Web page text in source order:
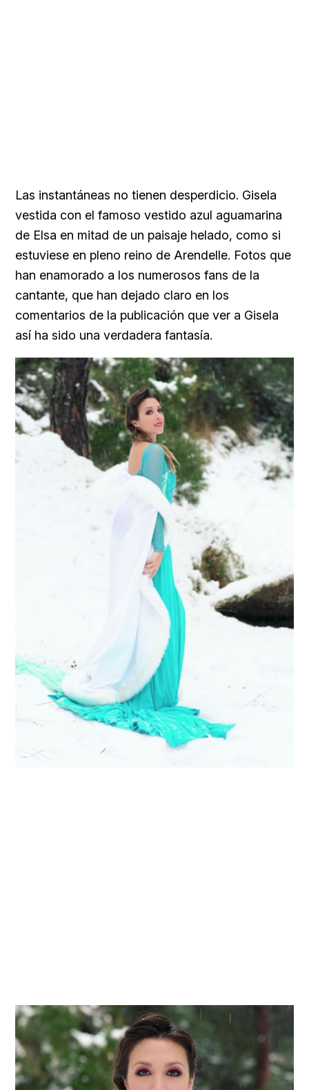
Las instantáneas no tienen desperdicio. Gisela
vestida con el famoso vestido azul aguamarina
de Elsa en mitad de un paisaje helado, como si
estuviese en pleno reino de Arendelle. Fotos que
han enamorado a los numerosos fans de la
cantante, que han dejado claro en los
comentarios de la publicación que ver a Gisela
así ha sido una verdadera fantasía.